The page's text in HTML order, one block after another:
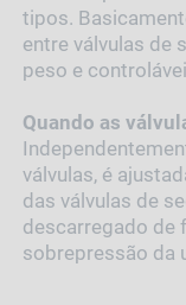
tipos.
entre válvulas de
peso e
Quando as
válvulas, é
das válvulas de
descarregado de
sobrepressão da